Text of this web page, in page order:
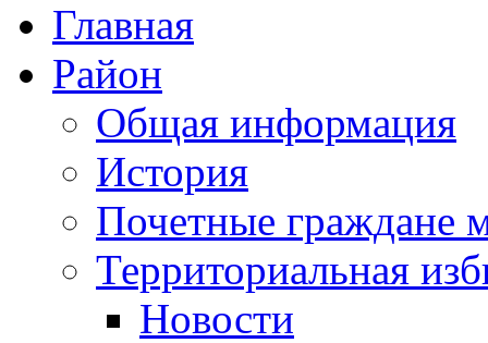
Главная
Район
Общая информация
История
Почетные граждане
Территориальная
Новости